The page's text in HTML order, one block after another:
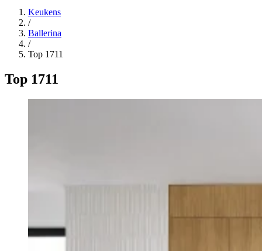
Keukens
/
Ballerina
/
Top 1711
Top 1711